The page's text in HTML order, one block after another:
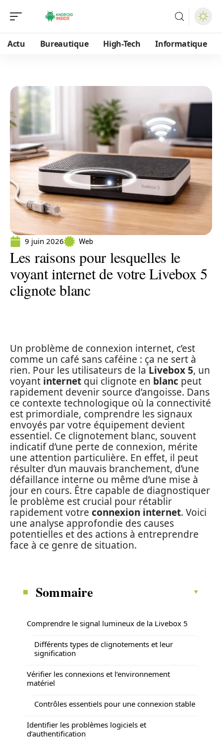
Actu Bureautique High-Tech Informatique
9 juin 2026 Web
Les raisons pour lesquelles le
voyant internet de votre Livebox 5
clignote blanc
Un problème de connexion internet, c’est
comme un café sans caféine : ça ne sert à
rien. Pour les utilisateurs de laLivebox 5, un
voyant internet qui clignote en blanc peut
rapidement devenir source d’angoisse. Dans
ce contexte technologique où la connectivité
est primordiale, comprendre les signaux
envoyés par votre équipement devient
essentiel. Ce clignotement blanc, souvent
indicatif d’une perte de connexion, mérite
une attention particulière. En effet, il peut
résulter d’un mauvais branchement, d’une
défaillance interne ou même d’une mise à
jour en cours. Être capable de diagnostiquer
le problème est crucial pour rétablir
rapidement votre connexion internet. Voici
une analyse approfondie des causes
potentielles et des actions à entreprendre
face à ce genre de situation.
Sommaire
Comprendre le signal lumineux de la Livebox 5
Différents types de clignotements et leur
signification
Vérifier les connexions et l’environnement
matériel
Contrôles essentiels pour une connexion stable
Identifier les problèmes logiciels et
d’authentification